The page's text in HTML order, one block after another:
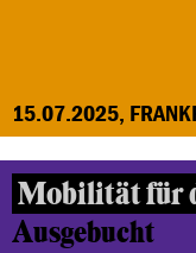
15.07.2025,
Mobilität für
Ausgebucht